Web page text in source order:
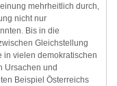
mehrheitlich durch,
nicht nur
Bis in die
Gleichstellung
in vielen demokratischen
Ursachen und
Beispiel Österreichs